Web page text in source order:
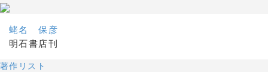
蛯名 保彦
明石書店刊
著作リスト